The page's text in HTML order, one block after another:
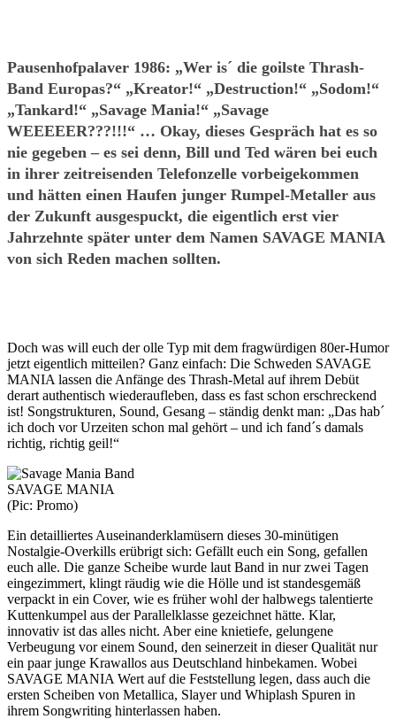
Pausenhofpalaver 1986: „Wer is´ die goilste Thrash-
Band Europas?“ „Kreator!“ „Destruction!“ „Sodom!“
„Tankard!“ „Savage Mania!“ „Savage
WEEEEER???!!!“ … Okay, dieses Gespräch hat es so
nie gegeben – es sei denn, Bill und Ted wären bei euch
in ihrer zeitreisenden Telefonzelle vorbeigekommen
und hätten einen Haufen junger Rumpel-Metaller aus
der Zukunft ausgespuckt, die eigentlich erst vier
Jahrzehnte später unter dem Namen SAVAGE MANIA
von sich Reden machen sollten.
Doch was will euch der olle Typ mit dem fragwürdigen 80er-Humor
jetzt eigentlich mitteilen? Ganz einfach: Die Schweden SAVAGE
MANIA lassen die Anfänge des Thrash-Metal auf ihrem Debüt
derart authentisch wiederaufleben, dass es fast schon erschreckend
ist! Songstrukturen, Sound, Gesang – ständig denkt man: „Das hab´
ich doch vor Urzeiten schon mal gehört – und ich fand´s damals
richtig, richtig geil!“
SAVAGE MANIA
(Pic: Promo)
Ein detailliertes Auseinanderklamüsern dieses 30-minütigen
Nostalgie-Overkills erübrigt sich: Gefällt euch ein Song, gefallen
euch alle. Die ganze Scheibe wurde laut Band in nur zwei Tagen
eingezimmert, klingt räudig wie die Hölle und ist standesgemäß
verpackt in ein Cover, wie es früher wohl der halbwegs talentierte
Kuttenkumpel aus der Parallelklasse gezeichnet hätte. Klar,
innovativ ist das alles nicht. Aber eine knietiefe, gelungene
Verbeugung vor einem Sound, den seinerzeit in dieser Qualität nur
ein paar junge Krawallos aus Deutschland hinbekamen. Wobei
SAVAGE MANIA Wert auf die Feststellung legen, dass auch die
ersten Scheiben von Metallica, Slayer und Whiplash Spuren in
ihrem Songwriting hinterlassen haben.